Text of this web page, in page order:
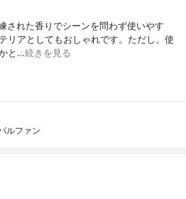
された香りでシーンを問わず使いやす
リアとしてもおしゃれです。ただし、使
と…続きを見る
ルファン